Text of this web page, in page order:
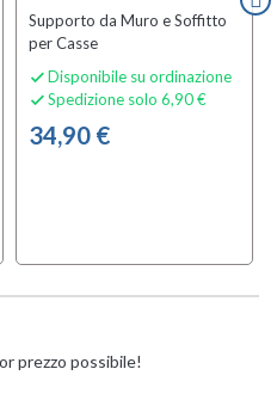
Supporto da Muro e Soffitto
per Casse
 Disponibile su ordinazione
 Spedizione solo 6,90 €
34,90 €
prezzo possibile!